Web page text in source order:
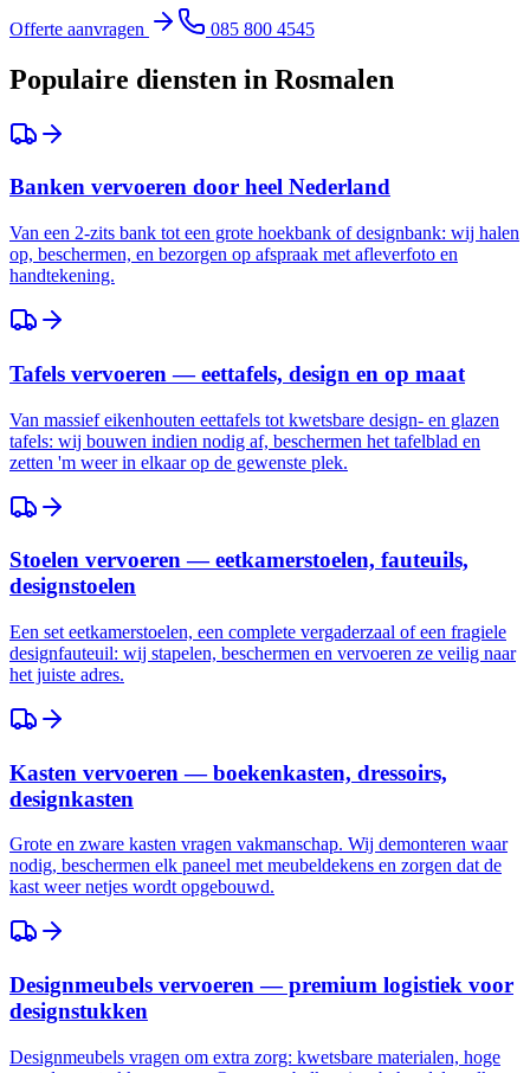
Offerte aanvragen 085 800 4545
Populaire diensten in Rosmalen
Banken vervoeren door heel Nederland
Van een 2-zits bank tot een grote hoekbank of designbank: wij halen
op, beschermen, en bezorgen op afspraak met afleverfoto en
handtekening.
Tafels vervoeren — eettafels, design en op maat
Van massief eikenhouten eettafels tot kwetsbare design- en glazen
tafels: wij bouwen indien nodig af, beschermen het tafelblad en
zetten 'm weer in elkaar op de gewenste plek.
Stoelen vervoeren — eetkamerstoelen, fauteuils,
designstoelen
Een set eetkamerstoelen, een complete vergaderzaal of een fragiele
designfauteuil: wij stapelen, beschermen en vervoeren ze veilig naar
het juiste adres.
Kasten vervoeren — boekenkasten, dressoirs,
designkasten
Grote en zware kasten vragen vakmanschap. Wij demonteren waar
nodig, beschermen elk paneel met meubeldekens en zorgen dat de
kast weer netjes wordt opgebouwd.
Designmeubels vervoeren — premium logistiek voor
designstukken
Designmeubels vragen om extra zorg: kwetsbare materialen, hoge